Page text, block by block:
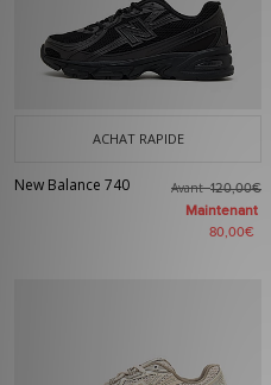
ACHAT RAPIDE
New Balance 740 Avant120,00€
Maintenant
80,00€